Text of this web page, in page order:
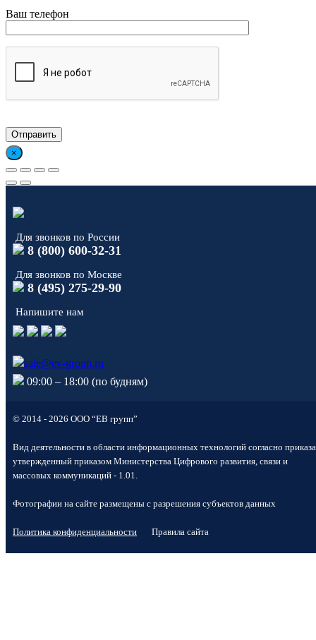
Ваш телефон
×
Для звонков по России
8 (800) 600-32-31
Для звонков по Москве
8 (495) 275-29-90
Напишите нам
sale@ev-group.ru
09:00 – 18:00 (по будням)
© 2014 - 2026 ООО “ЕВ групп”
Вид деятельности в области информационных технологий согласно приказа
утвержденный приказом Министерства Цифрового развития, связи и
массовых коммуникаций - 1.01.
Фотографии на сайте размещены с разрешения субъектов данных
Политика конфиденциальности Правила сайта